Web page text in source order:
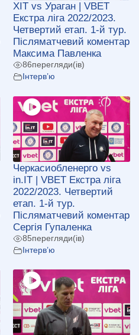
ХІТ vs Ураган | VBET
Екстра ліга 2022/2023.
Четвертий етап. 1-й тур.
Післяматчевий коментар
Максима Павленка
86перегляди(ів)
Інтерв’ю
Черкасиобленерго vs
in.IT | VBET Екстра ліга
2022/2023. Четвертий
етап. 1-й тур.
Післяматчевий коментар
Сергія Гупаленка
85перегляди(ів)
Інтерв’ю